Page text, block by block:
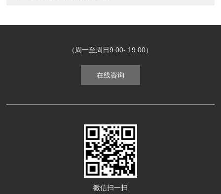
（周一至周日9:00- 19:00）
在线咨询
微信扫一扫